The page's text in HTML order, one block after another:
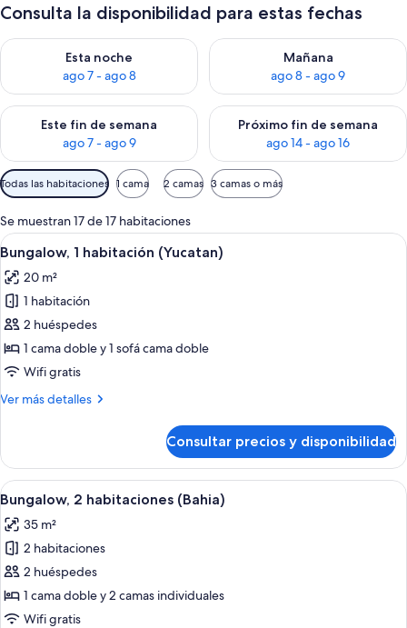
Consulta la disponibilidad para estas fechas
Esta noche
ago 7 - ago 8
Consulta la disponibilidad para esta noche, ago 7 - ago 8
Mañana
ago 8 - ago 9
Consulta la disponibilidad
Este fin de semana
ago 7 - ago 9
Consulta la disponibilidad para este fin de semana, ago 7 -
Próximo fin de semana
ago 14 - ago 16
Consulta la disponibilidad
Filtros
disponibles
para
las
habitaciones
Todas las habitaciones 1 cama 2 camas 3 camas o más
Se muestran 17 de 17 habitaciones
Abrir
todas
las
fotos
de
Bungalow,
1
(Yucatan)
Un espacio habitable compacto con
7
Bungalow, 1 habitación (Yucatan)
20 m²
1 habitación
2 huéspedes
1 cama doble y 1 sofá cama doble
Wifi gratis
Ver más detalles
Más
1
habitación
(Yucatan)
Consultar precios y disponibilidad
Abrir
todas
las
fotos
de
Bungalow,
2
Una cocina moderna con armarios
8
Bungalow, 2 habitaciones (Bahia)
35 m²
2 habitaciones
2 huéspedes
1 cama doble y 2 camas individuales
Wifi gratis